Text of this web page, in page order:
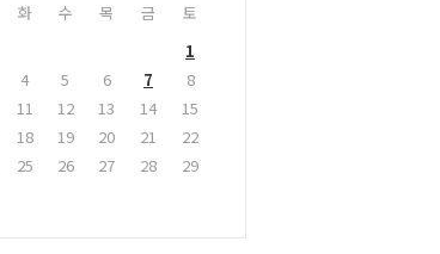
화 수 목 금
토
1
4 5 6 7
8
11 12 13 14
15
18 19 20 21
22
25 26 27 28
29